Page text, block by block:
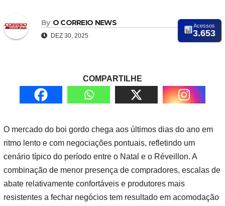
By O CORREIO NEWS
DEZ 30, 2025
Acessos
3.653
COMPARTILHE
O mercado do boi gordo chega aos últimos dias do ano em
ritmo lento e com negociações pontuais, refletindo um
cenário típico do período entre o Natal e o Réveillon. A
combinação de menor presença de compradores, escalas de
abate relativamente confortáveis e produtores mais
resistentes a fechar negócios tem resultado em acomodação